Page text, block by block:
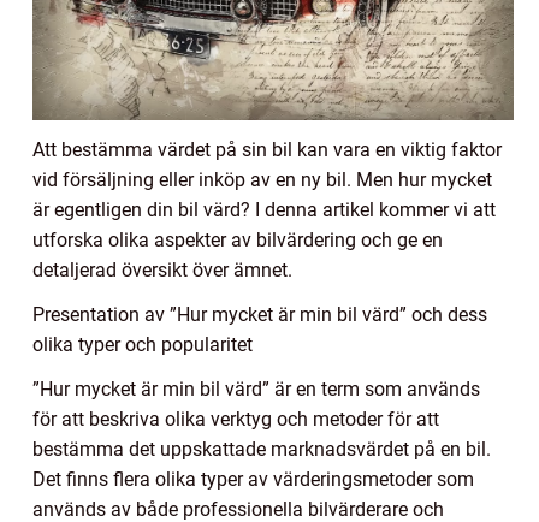
Att bestämma värdet på sin bil kan vara en viktig faktor
vid försäljning eller inköp av en ny bil. Men hur mycket
är egentligen din bil värd? I denna artikel kommer vi att
utforska olika aspekter av bilvärdering och ge en
detaljerad översikt över ämnet.
Presentation av ”Hur mycket är min bil värd” och dess
olika typer och popularitet
”Hur mycket är min bil värd” är en term som används
för att beskriva olika verktyg och metoder för att
bestämma det uppskattade marknadsvärdet på en bil.
Det finns flera olika typer av värderingsmetoder som
används av både professionella bilvärderare och